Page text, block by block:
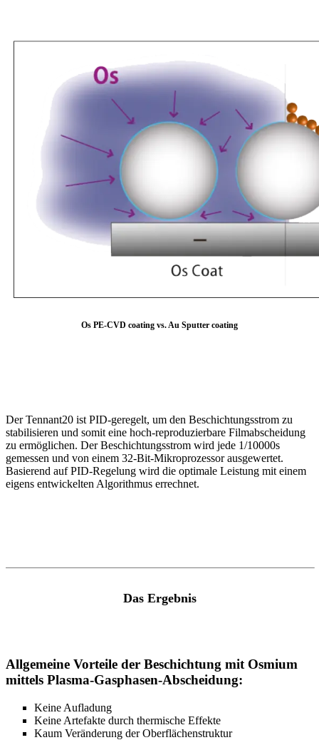
Os PE-CVD coating vs. Au Sputter coating
Der Tennant20 ist PID-geregelt, um den Beschichtungsstrom zu
stabilisieren und somit eine hoch-reproduzierbare Filmabscheidung
zu ermöglichen. Der Beschichtungsstrom wird jede 1/10000s
gemessen und von einem 32-Bit-Mikroprozessor ausgewertet.
Basierend auf PID-Regelung wird die optimale Leistung mit einem
eigens entwickelten Algorithmus errechnet.
Das Ergebnis
Allgemeine Vorteile der Beschichtung mit Osmium
mittels Plasma-Gasphasen-Abscheidung:
Keine Aufladung
Keine Artefakte durch thermische Effekte
Kaum Veränderung der Oberflächenstruktur